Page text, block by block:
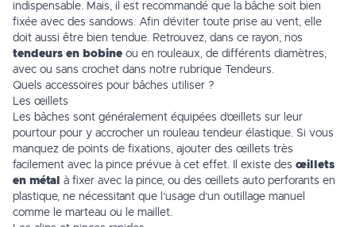
indispensable. Mais, il est recommandé que la bâche soit bien
fixée avec des sandows. Afin d’éviter toute prise au vent, elle
doit aussi être bien tendue. Retrouvez, dans ce rayon, nos
tendeurs en bobine ou en rouleaux, de différents diamètres,
avec ou sans crochet dans notre rubrique Tendeurs.
Quels accessoires pour bâches utiliser ?
Les œillets
Les bâches sont généralement équipées d’œillets sur leur
pourtour pour y accrocher un rouleau tendeur élastique. Si vous
manquez de points de fixations, ajouter des œillets très
facilement avec la pince prévue à cet effet. Il existe des œillets
en métal
à fixer avec la pince, ou des œillets auto perforants en
plastique, ne nécessitant que l’usage d’un outillage manuel
comme le marteau ou le maillet.